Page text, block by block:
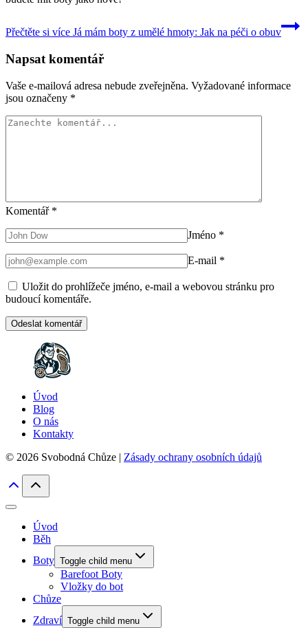
Přečtěte si více Já mám boty z umělé hmoty: Jak na péči o obuv
Napsat komentář
Vaše e-mailová adresa nebude zveřejněna. Vyžadované informace
jsou označeny *
Komentář *
Jméno *
E-mail *
Uložit do prohlížeče jméno, e-mail a webovou stránku pro
budoucí komentáře.
Úvod
Blog
O nás
Kontakty
© 2026 Svobodná Chůze | Zásady ochrany osobních údajů
Úvod
Běh
Boty Toggle child menu
Barefoot Boty
Vložky do bot
Chůze
Zdraví Toggle child menu